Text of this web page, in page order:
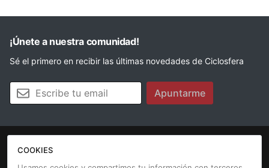
¡Únete a nuestra comunidad!
Sé el primero en recibir las últimas novedades de Ciclosfera
Tu email Apuntarme
La revista
COOKIES